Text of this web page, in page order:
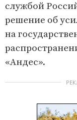
службой
решение об
на
«Андес».